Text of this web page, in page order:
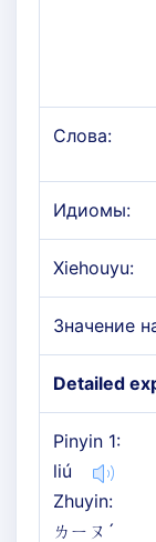
Слова:
Идиомы:
Xiehouyu:
Значение
Detailed
Pinyin 1:
liú
Zhuyin:
ㄌㄧㄡˊ